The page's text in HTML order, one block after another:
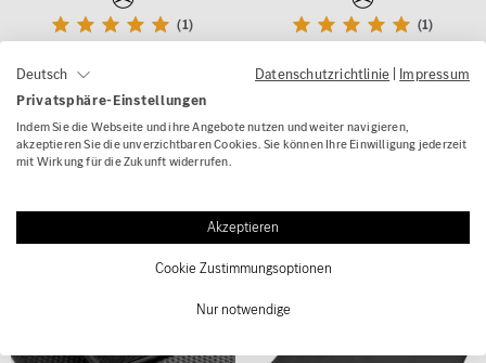
(1)
Wendematte Kofferraum E-
Klasse T-Modell Hybrid
S214 schwarz Original
Mercedes-Benz
(1)
Wendematte Kofferraum
Mercedes-Benz
118,00 €
Deutsch Datenschutzrichtlinie | Impressum
Privatsphäre-Einstellungen
Indem Sie die Webseite und ihre Angebote nutzen und weiter navigieren,
akzeptieren Sie die unverzichtbaren Cookies. Sie können Ihre Einwilligung jederzeit
mit Wirkung für die Zukunft widerrufen.
Akzeptieren
Cookie Zustimmungsoptionen
Nur notwendige